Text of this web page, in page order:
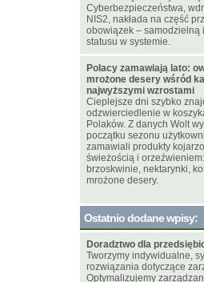
Cyberbezpieczeństwa,
NIS2, nakłada na część
obowiązek – samodzielną
statusu w systemie.
Polacy zamawiają lato:
mrożone desery wśród
najwyższymi wzrostami
Cieplejsze dni szybko
odzwierciedlenie w
Polaków. Z danych Wolt
początku sezonu
zamawiali produkty
świeżością i
brzoskwinie, nektarynki,
mrożone desery.
Ostatnio dodane wpisy:
Doradztwo dla
Tworzymy indywidualne,
rozwiązania dotyczące
Optymalizujemy